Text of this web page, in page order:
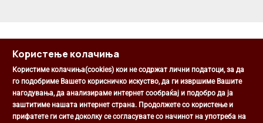
Општина Центар
Михаил Цоков бр. 1, Скопје
Користење колачиња
Користиме колачиња(cookies) кои не содржат лични податоци, за да
го подобриме Вашето корисничко искуство, да ги извршиме Вашите
нагодувања, да анализираме интернет сообраќај и подобро да ја
заштитиме нашата интернет страна. Продолжете со користење и
прифатете ги сите доколку се согласувате со начинот на употреба на